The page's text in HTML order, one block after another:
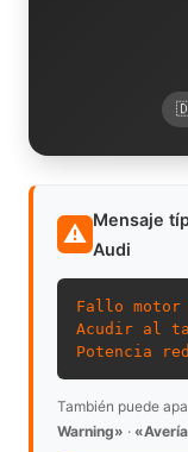
⚠ Mensaje
Audi
Fallo motor
Acudir al
Potencia
También puede
Warning» ·